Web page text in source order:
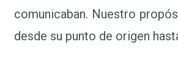
comunicaban. Nuestro
desde su punto de origen